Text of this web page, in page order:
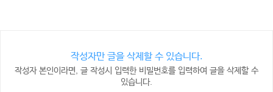
작성자만 글을 삭제할 수 있습니다.
작성자 본인이라면, 글 작성시 입력한 비밀번호를 입력하여 글을 삭제할 수
있습니다.